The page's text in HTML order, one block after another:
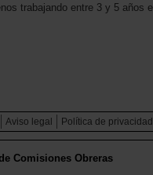
trabajando entre 3 y 5 años
Aviso legal Política de privacidad
Comisiones Obreras